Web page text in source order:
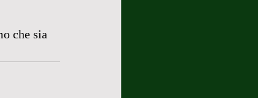
che sia